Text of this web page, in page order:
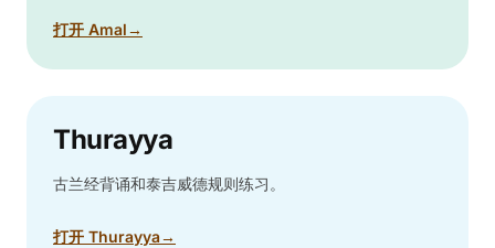
打开 Amal→
Thurayya
古兰经背诵和泰吉威德规则练习。
打开 Thurayya→